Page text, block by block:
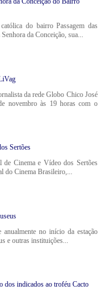
do bairro Passagem das
da Conceição, sua...
da rede Globo Chico José
novembro às 19 horas com o
Sertões
de Cinema e Vídeo dos Sertões
do Cinema Brasileiro,...
no início da estação
e outras instituições...
dos indicados ao troféu Cacto